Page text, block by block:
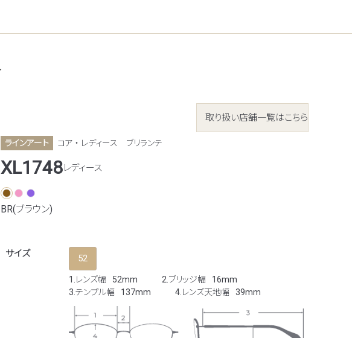
取り扱い店舗一覧はこちら
ラインアート コア ・ レディース ブリランテ
XL1748レディース
BR(ブラウン)
サイズ 52
1.レンズ幅 52mm 2.ブリッジ幅
16mm
3.テンプル幅
137mm 4.レンズ天地幅 39mm